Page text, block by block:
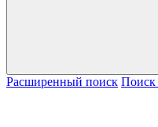
Расширенный поиск Поиск